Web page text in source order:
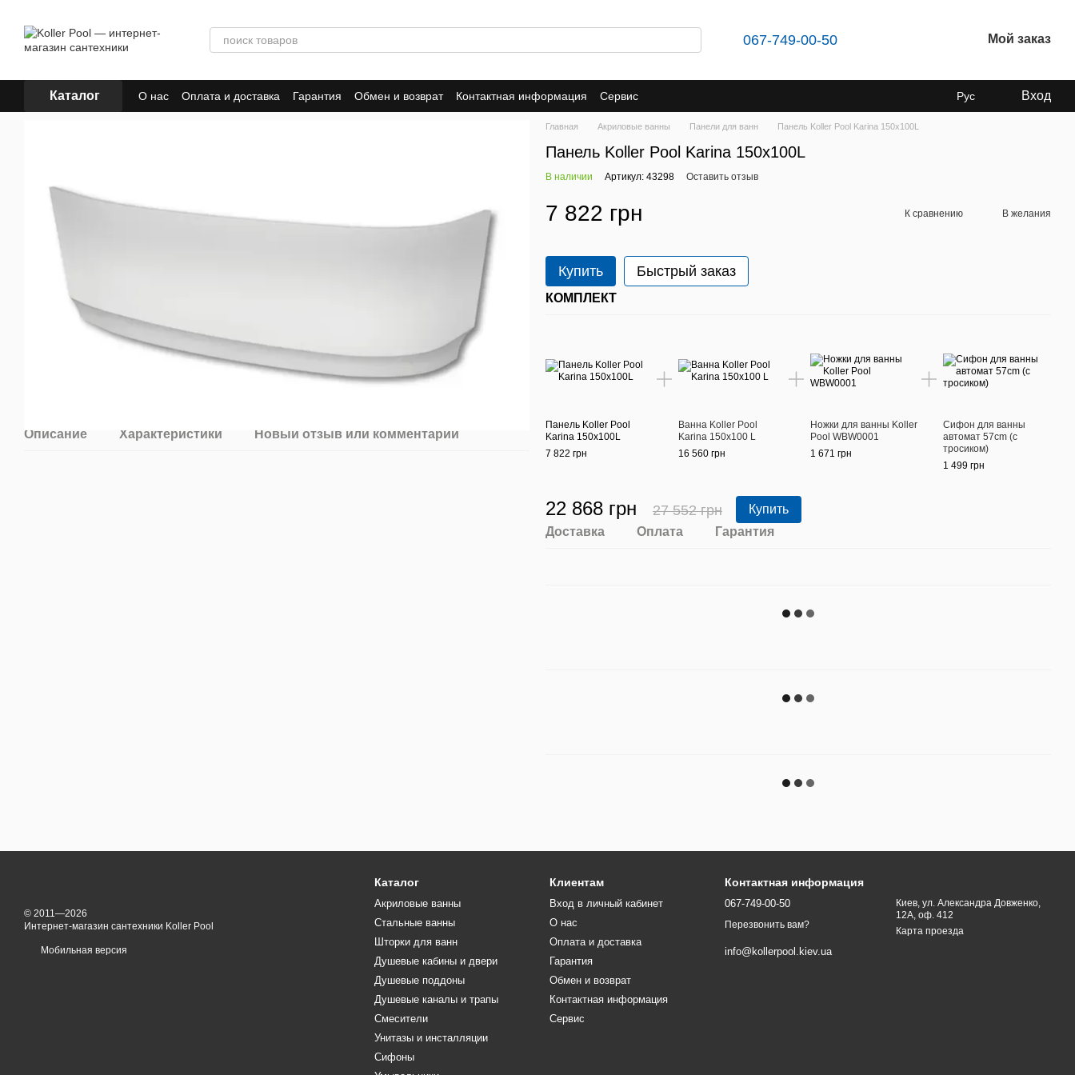
067-749-00-50 Мой заказ
Каталог О нас Оплата и доставка Гарантия Обмен и возврат Контактная информация Сервис Рус Вход
Описание Характеристики Новый отзыв или комментарий
Главная Акриловые ванны Панели для ванн Панель Koller Pool Karina 150x100L
Панель Koller Pool Karina 150x100L
В наличии Артикул: 43298 Оставить отзыв
7 822 грн К сравнению В желания
Купить Быстрый заказ
КОМПЛЕКТ
Панель Koller Pool
Karina 150x100L
7 822 грн
Ванна Koller Pool
Karina 150х100 L
16 560 грн
Ножки для ванны Koller
Pool WBW0001
1 671 грн
Сифон для ванны
автомат 57cm (с
тросиком)
1 499 грн
22 868 грн 27 552 грн
Купить
Доставка
Оплата Гарантия
© 2011—2026
Интернет-магазин сантехники Koller Pool
Мобильная версия
Каталог
Акриловые ванны
Стальные ванны
Шторки для ванн
Душевые кабины и двери
Душевые поддоны
Душевые каналы и трапы
Смесители
Унитазы и инсталляции
Сифоны
Клиентам
Вход в личный кабинет
О нас
Оплата и доставка
Гарантия
Обмен и возврат
Контактная информация
Сервис
Контактная информация
067-749-00-50
Перезвонить вам?
info@kollerpool.kiev.ua
Киев, ул. Александра Довженко,
12А, оф. 412
Карта проезда